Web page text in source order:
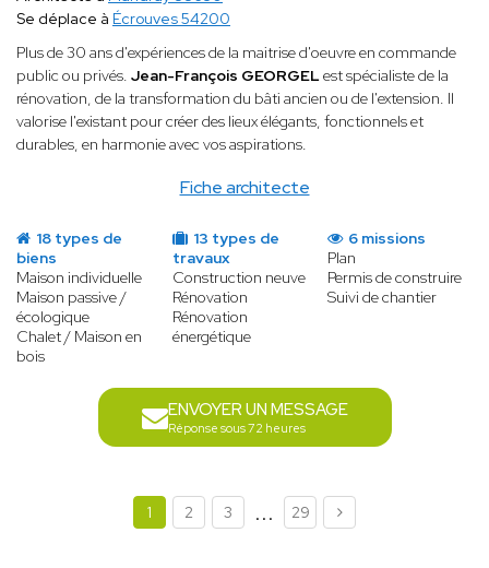
Fiche architecte
Se déplace à Écrouves 54200
Plus de 30 ans d'expériences de la maitrise d'oeuvre en commande
public ou privés. Jean-François GEORGELest spécialiste de la
rénovation, de la transformation du bâti ancien ou de l'extension. Il
valorise l'existant pour créer des lieux élégants, fonctionnels et
durables, en harmonie avec vos aspirations.
18 types de
biens
Maison individuelle
Maison passive /
écologique
Chalet / Maison en
bois
13 types de
travaux
Construction neuve
Rénovation
Rénovation
énergétique
6 missions
Plan
Permis de construire
Suivi de chantier
ENVOYER UN MESSAGE
Réponse sous 72 heures
1 2 3 ... 29